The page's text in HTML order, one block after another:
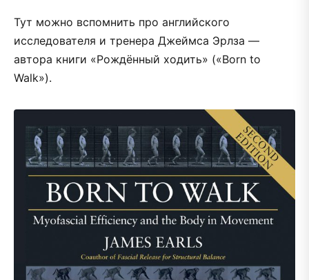
Тут можно вспомнить про английского
исследователя и тренера Джеймса Эрлза —
автора книги «Рождённый ходить» («Born to
Walk»).